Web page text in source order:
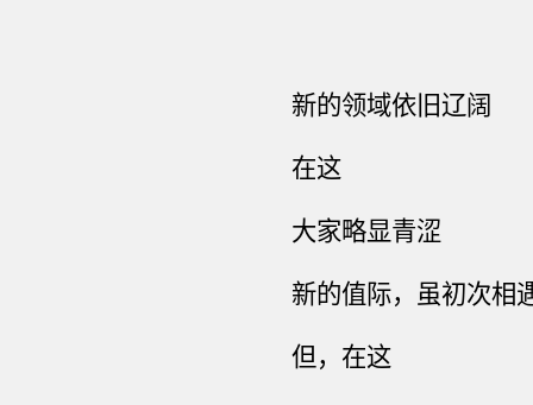
新的领域依旧辽阔
在这
大家略显青涩
新的值 际，虽初次相
但，在这